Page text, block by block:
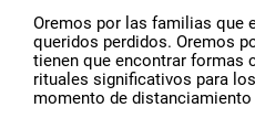
Oremos por las familias que
queridos perdidos. Oremos
tienen que encontrar formas
rituales significativos para
momento de